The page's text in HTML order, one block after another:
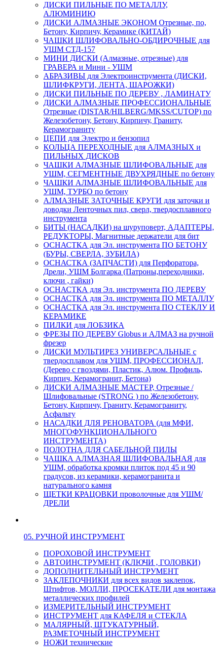
ДИСКИ ПИЛЬНЫЕ ПО МЕТАЛЛУ,
АЛЮМИНИЮ
ДИСКИ АЛМАЗНЫЕ ЭКОНОМ Отрезные, по,
Бетону, Кирпичу, Керамике (КИТАЙ)
ЧАШКИ ШЛИФОВАЛЬНО-ОБДИРОЧНЫЕ для
УШМ СТД-157
МИНИ ДИСКИ (Алмазные, отрезные) для
ГРАВЕРА и Мини - УШМ
АБРАЗИВЫ для Электроинструмента (ДИСКИ,
ШЛИФКРУГИ, ЛЕНТА, ШАРОЖКИ)
ДИСКИ ПИЛЬНЫЕ ПО ДЕРЕВУ , ЛАМИНАТУ
ДИСКИ АЛМАЗНЫЕ ПРОФЕССИОНАЛЬНЫЕ
Отрезные (DISTAR/HILBERG/MKSS/CUTOP) по
Железобетону, Бетону, Кирпичу, Граниту,
Керамограниту
ЦЕПИ для Электро и бензопил
КОЛЬЦА ПЕРЕХОДНЫЕ для АЛМАЗНЫХ и
ПИЛЬНЫХ ДИСКОВ
ЧАШКИ АЛМАЗНЫЕ ШЛИФОВАЛЬНЫЕ для
УШМ, СЕГМЕНТНЫЕ ДВУХРЯДНЫЕ по бетону
ЧАШКИ АЛМАЗНЫЕ ШЛИФОВАЛЬНЫЕ для
УШМ, ТУРБО по бетону
АЛМАЗНЫЕ ЗАТОЧНЫЕ КРУГИ для заточки и
доводки Ленточных пил, сверл, твердосплавного
инструмента
БИТЫ (НАСАДКИ) на шуруповерт, АДАПТЕРЫ,
РЕДУКТОРЫ, Магнитные держатели для бит
ОСНАСТКА для Эл. инструмента ПО БЕТОНУ
(БУРЫ, СВЕРЛА, ЗУБИЛА)
ОСНАСТКА (ЗАПЧАСТИ) для Перфоратора,
Дрели, УШМ Болгарка (Патроны,переходники,
ключи , гайки)
ОСНАСТКА для Эл. инструмента ПО ДЕРЕВУ
ОСНАСТКА для Эл. инструмента ПО МЕТАЛЛУ
ОСНАСТКА для Эл. инструмента ПО СТЕКЛУ И
КЕРАМИКЕ
ПИЛКИ для ЛОБЗИКА
ФРЕЗЫ ПО ДЕРЕВУ Globus и АЛМАЗ на ручной
фрезер
ДИСКИ МУЛЬТИРЕЗ УНИВЕРСАЛЬНЫЕ с
твердосплавом для УШМ, ПРОФЕССИОНАЛ,
(Дерево с гвоздями, Пластик, Алюм. Профиль,
Кирпич, Керамогранит, Бетона)
ДИСКИ АЛМАЗНЫЕ МАСТЕР, Отрезные /
Шлифовальные (STRONG ) по Железобетону,
Бетону, Кирпичу, Граниту, Керамограниту,
Асфальту
НАСАДКИ ДЛЯ РЕНОВАТОРА (для МФИ,
МНОГОФУНКЦИОНАЛЬНОГО
ИНСТРУМЕНТА)
ПОЛОТНА ДЛЯ САБЕЛЬНОЙ ПИЛЫ
ЧАШКА АЛМАЗНАЯ ШЛИФОВАЛЬНАЯ для
УШМ, обработка кромки плиток под 45 и 90
градусов, из керамики, керамогранита и
натурального камня
ЩЕТКИ КРАЦОВКИ проволочные для УШМ/
ДРЕЛИ
05. РУЧНОЙ ИНСТРУМЕНТ
ПОРОХОВОЙ ИНСТРУМЕНТ
АВТОИНСТРУМЕНТ (КЛЮЧИ , ГОЛОВКИ)
ДОПОЛНИТЕЛЬНЫЙ ИНСТРУМЕНТ
ЗАКЛЕПОЧНИКИ для всех видов заклепок,
Штифтов, МОЛЛИ, ПРОСЕКАТЕЛИ для монтажа
металлических профилей
ИЗМЕРИТЕЛЬНЫЙ ИНСТРУМЕНТ
ИНСТРУМЕНТ для КАФЕЛЯ и СТЕКЛА
МАЛЯРНЫЙ, ШТУКАТУРНЫЙ,
РАЗМЕТОЧНЫЙ ИНСТРУМЕНТ
НОЖИ технические